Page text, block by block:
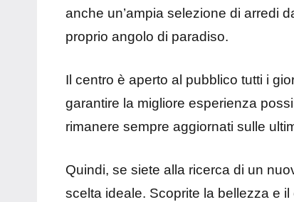
anche un’ampia selezione di arredi
proprio angolo di paradiso.
Il centro è aperto al pubblico tutti i
garantire la migliore esperienza
rimanere sempre aggiornati sulle
Quindi, se siete alla ricerca di un
scelta ideale. Scoprite la bellezza e